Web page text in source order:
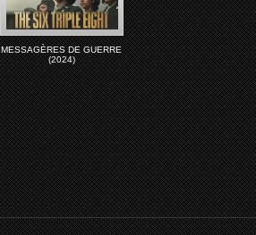
MESSAGÈRES DE GUERRE
(2024)